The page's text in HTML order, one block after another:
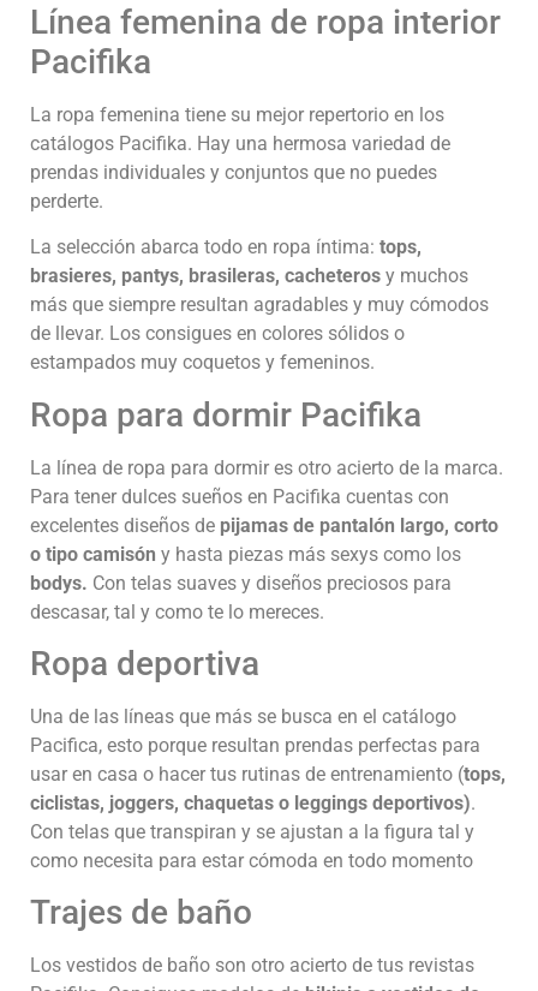
Línea femenina de ropa interior
Pacifika
La ropa femenina tiene su mejor repertorio en los
catálogos Pacifika. Hay una hermosa variedad de
prendas individuales y conjuntos que no puedes
perderte.
La selección abarca todo en ropa íntima: tops,
brasieres, pantys, brasileras, cacheteros y muchos
más que siempre resultan agradables y muy cómodos
de llevar. Los consigues en colores sólidos o
estampados muy coquetos y femeninos.
Ropa para dormir Pacifika
La línea de ropa para dormir es otro acierto de la marca.
Para tener dulces sueños en Pacifika cuentas con
excelentes diseños de pijamas de pantalón largo, corto
o tipo camisón y hasta piezas más sexys como los
bodys. Con telas suaves y diseños preciosos para
descasar, tal y como te lo mereces.
Ropa deportiva
Una de las líneas que más se busca en el catálogo
Pacifica, esto porque resultan prendas perfectas para
usar en casa o hacer tus rutinas de entrenamiento (tops,
ciclistas, joggers, chaquetas o leggings deportivos).
Con telas que transpiran y se ajustan a la figura tal y
como necesita para estar cómoda en todo momento
Trajes de baño
Los vestidos de baño son otro acierto de tus revistas